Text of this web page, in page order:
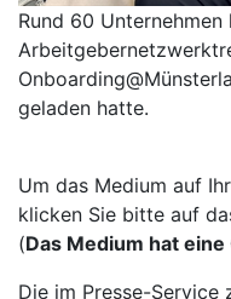
Rund 60 Unternehmen
geladen hatte.
Um das Medium auf
klicken Sie bitte auf
(Das Medium hat
Die im Presse-Service